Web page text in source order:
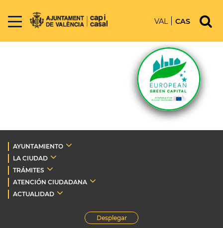
VAL CAS
AYUNTAMIENTO
LA CIUDAD
TRÁMITES
ATENCIÓN CIUDADANA
ACTUALIDAD
Desplegar